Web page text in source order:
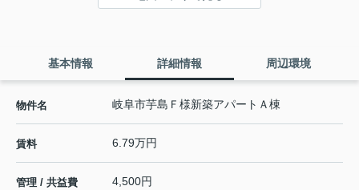
基本情報 詳細情報 周辺環境
物件名 岐阜市芋島Ｆ様新築アパートＡ棟
賃料 6.79万円
管理 / 共益費 4,500円